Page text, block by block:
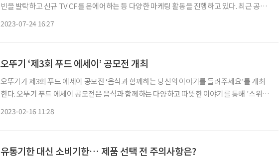
빈을 발탁하고 신규 TV CF를 온에어하는 등 다양한 마케팅 활동을 진행하고 있다. 최근 공개
2023-07-24 16:27
오뚜기 ‘제3회 푸드 에세이’ 공모전 개최
오뚜기가 제3회 푸드 에세이 공모전 ‘음식과 함께하는 당신의 이야기를 들려주세요’를 개최
한다. 오뚜기 푸드 에세이 공모전은 음식과 함께하는 다양하고 따뜻한 이야기를 통해 '스위트
2023-02-16 11:28
유통기한 대신 소비기한… 제품 선택 전 주의사항은?